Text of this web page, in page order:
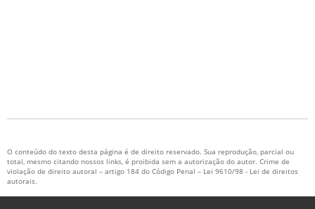
O conteúdo do texto desta página é de direito reservado. Sua reprodução, parcial ou
total, mesmo citando nossos links, é proibida sem a autorização do autor. Crime de
violação de direito autoral – artigo 184 do Código Penal – Lei 9610/98 - Lei de direitos
autorais.